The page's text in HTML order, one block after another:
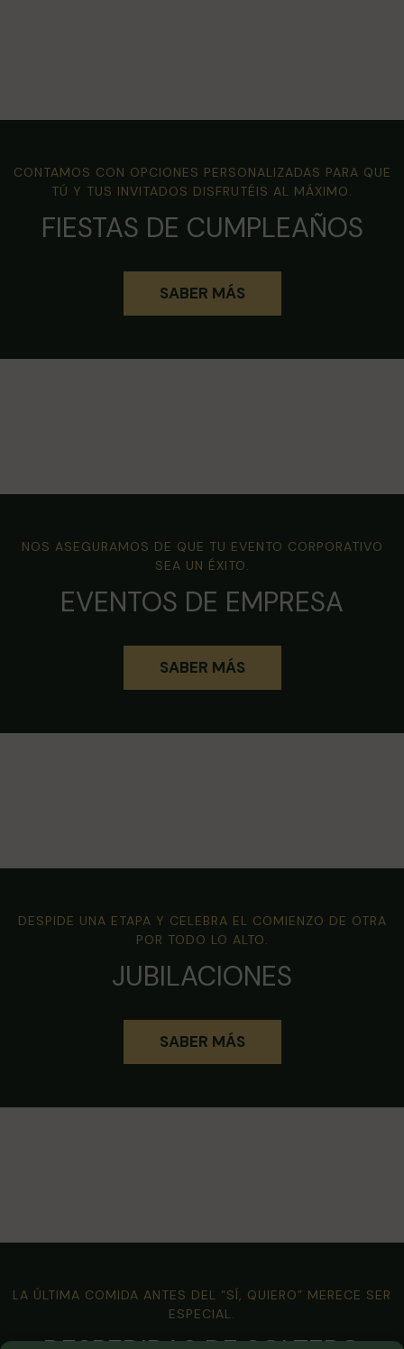
CONTAMOS CON OPCIONES PERSONALIZADAS PARA QUE
TÚ Y TUS INVITADOS DISFRUTÉIS AL MÁXIMO.
FIESTAS DE CUMPLEAÑOS
SABER MÁS
NOS ASEGURAMOS DE QUE TU EVENTO CORPORATIVO
SEA UN ÉXITO.
EVENTOS DE EMPRESA
SABER MÁS
DESPIDE UNA ETAPA Y CELEBRA EL COMIENZO DE OTRA
POR TODO LO ALTO.
JUBILACIONES
SABER MÁS
LA ÚLTIMA COMIDA ANTES DEL “SÍ, QUIERO” MERECE SER
ESPECIAL.